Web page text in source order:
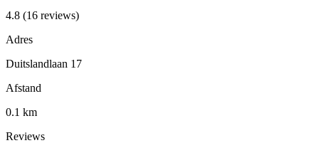
4.8 (16 reviews)
Adres
Duitslandlaan 17
Afstand
0.1 km
Reviews